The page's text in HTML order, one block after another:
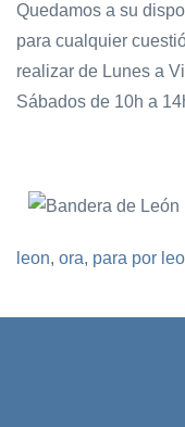
Quedamos a su
para cualquier
realizar de Lunes a
Sábados de 10h a
leon, ora, para por